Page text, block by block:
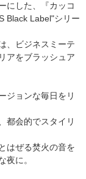
にした、『カッコ
Black Label"シリー
、ビジネスミーテ
アをブラッシュア
ジョンな毎日をリ
都会的でスタイリ
はぜる焚火の音を
夜に。